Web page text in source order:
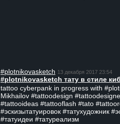
#plotnikovasketch 13 декабря 2017 23:54
#plotnikovasketch тату в стиле
tattoo cyberpank in progress with
Mikhailov #tattoodesign
#tattooideas #tattooflash #tato
#эскизытатуировок #татухудожник
#татуидеи #татуреализм